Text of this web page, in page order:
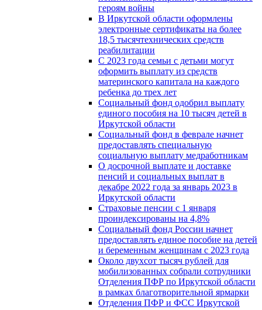
героям войны
В Иркутской области оформлены
электронные сертификаты на более
18,5 тысячтехнических средств
реабилитации
С 2023 года семьи с детьми могут
оформить выплату из средств
материнского капитала на каждого
ребенка до трех лет
Социальный фонд одобрил выплату
единого пособия на 10 тысяч детей в
Иркутской области
Социальный фонд в феврале начнет
предоставлять специальную
социальную выплату медработникам
О досрочной выплате и доставке
пенсий и социальных выплат в
декабре 2022 года за январь 2023 в
Иркутской области
Страховые пенсии с 1 января
проиндексированы на 4,8%
Социальный фонд России начнет
предоставлять единое пособие на детей
и беременным женщинам с 2023 года
Около двухсот тысяч рублей для
мобилизованных собрали сотрудники
Отделения ПФР по Иркутской области
в рамках благотворительной ярмарки
Отделения ПФР и ФСС Иркутской